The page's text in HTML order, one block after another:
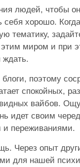
людей, чтобы
себя хорошо.
тематику,
миром и при
ждать.
поэтому
спокойных,
вайбов.
идет своим
и переживаниями.
Через опыт
для нашей